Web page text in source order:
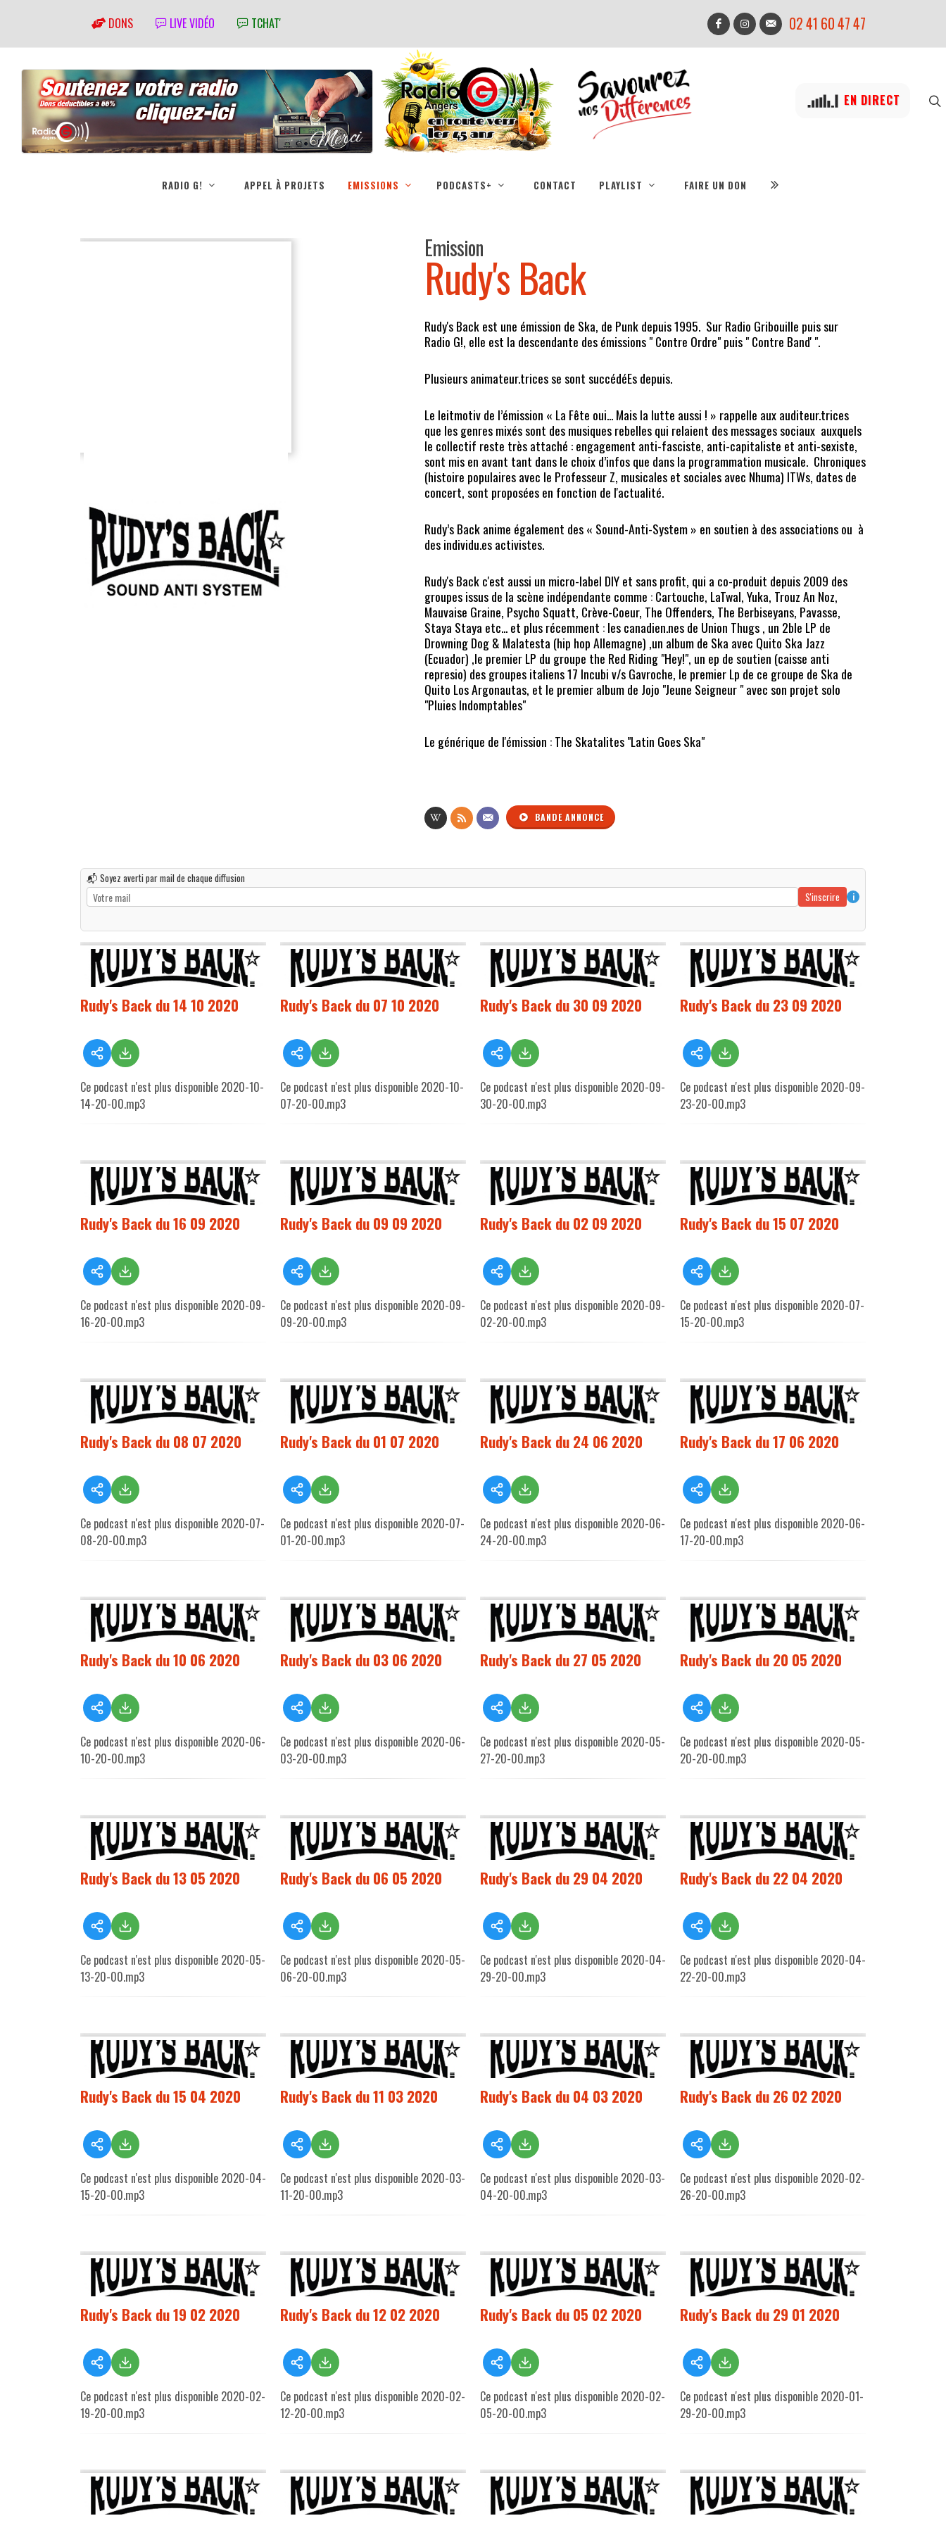
DONS LIVE VIDÉO TCHAT' 02 41 60 47 47
EN DIRECT
RADIO G! APPEL À PROJETS EMISSIONS PODCASTS+ CONTACT PLAYLIST FAIRE UN DON
Emission
Rudy's Back
Rudy's Back est une émission de Ska, de Punk depuis 1995. Sur Radio Gribouille puis sur
Radio G!, elle est la descendante des émissions " Contre Ordre" puis " Contre Band' ".
Plusieurs animateur.trices se sont succédéEs depuis.
Le leitmotiv de l’émission « La Fête oui... Mais la lutte aussi ! » rappelle aux auditeur.trices
que les genres mixés sont des musiques rebelles qui relaient des messages sociaux auxquels
le collectif reste très attaché : engagement anti-fasciste, anti-capitaliste et anti-sexiste,
sont mis en avant tant dans le choix d’infos que dans la programmation musicale. Chroniques
(histoire populaires avec le Professeur Z, musicales et sociales avec Nhuma) ITWs, dates de
concert, sont proposées en fonction de l'actualité.
Rudy’s Back anime également des « Sound-Anti-System » en soutien à des associations ou à
des individu.es activistes.
Rudy's Back c'est aussi un micro-label DIY et sans profit, qui a co-produit depuis 2009 des
groupes issus de la scène indépendante comme : Cartouche, LaTwal, Yuka, Trouz An Noz,
Mauvaise Graine, Psycho Squatt, Crève-Coeur, The Offenders, The Berbiseyans, Pavasse,
Staya Staya etc... et plus récemment : les canadien.nes de Union Thugs , un 2ble LP de
Drowning Dog & Malatesta (hip hop Allemagne) ,un album de Ska avec Quito Ska Jazz
(Ecuador) ,le premier LP du groupe the Red Riding "Hey!", un ep de soutien (caisse anti
represio) des groupes italiens 17 Incubi v/s Gavroche, le premier Lp de ce groupe de Ska de
Quito Los Argonautas, et le premier album de Jojo "Jeune Seigneur " avec son projet solo
"Pluies Indomptables"
Le générique de l'émission : The Skatalites "Latin Goes Ska"
BANDE ANNONCE
📬 Soyez averti par mail de chaque diffusion
S'inscrire
i
Rudy's Back du 14 10 2020
Ce podcast n'est plus disponible 2020-10-
14-20-00.mp3
Rudy's Back du 07 10 2020
Ce podcast n'est plus disponible 2020-10-
07-20-00.mp3
Rudy's Back du 30 09 2020
Ce podcast n'est plus disponible 2020-09-
30-20-00.mp3
Rudy's Back du 23 09 2020
Ce podcast n'est plus disponible 2020-09-
23-20-00.mp3
Rudy's Back du 16 09 2020
Ce podcast n'est plus disponible 2020-09-
16-20-00.mp3
Rudy's Back du 09 09 2020
Ce podcast n'est plus disponible 2020-09-
09-20-00.mp3
Rudy's Back du 02 09 2020
Ce podcast n'est plus disponible 2020-09-
02-20-00.mp3
Rudy's Back du 15 07 2020
Ce podcast n'est plus disponible 2020-07-
15-20-00.mp3
Rudy's Back du 08 07 2020
Ce podcast n'est plus disponible 2020-07-
08-20-00.mp3
Rudy's Back du 01 07 2020
Ce podcast n'est plus disponible 2020-07-
01-20-00.mp3
Rudy's Back du 24 06 2020
Ce podcast n'est plus disponible 2020-06-
24-20-00.mp3
Rudy's Back du 17 06 2020
Ce podcast n'est plus disponible 2020-06-
17-20-00.mp3
Rudy's Back du 10 06 2020
Ce podcast n'est plus disponible 2020-06-
10-20-00.mp3
Rudy's Back du 03 06 2020
Ce podcast n'est plus disponible 2020-06-
03-20-00.mp3
Rudy's Back du 27 05 2020
Ce podcast n'est plus disponible 2020-05-
27-20-00.mp3
Rudy's Back du 20 05 2020
Ce podcast n'est plus disponible 2020-05-
20-20-00.mp3
Rudy's Back du 13 05 2020
Ce podcast n'est plus disponible 2020-05-
13-20-00.mp3
Rudy's Back du 06 05 2020
Ce podcast n'est plus disponible 2020-05-
06-20-00.mp3
Rudy's Back du 29 04 2020
Ce podcast n'est plus disponible 2020-04-
29-20-00.mp3
Rudy's Back du 22 04 2020
Ce podcast n'est plus disponible 2020-04-
22-20-00.mp3
Rudy's Back du 15 04 2020
Ce podcast n'est plus disponible 2020-04-
15-20-00.mp3
Rudy's Back du 11 03 2020
Ce podcast n'est plus disponible 2020-03-
11-20-00.mp3
Rudy's Back du 04 03 2020
Ce podcast n'est plus disponible 2020-03-
04-20-00.mp3
Rudy's Back du 26 02 2020
Ce podcast n'est plus disponible 2020-02-
26-20-00.mp3
Rudy's Back du 19 02 2020
Ce podcast n'est plus disponible 2020-02-
19-20-00.mp3
Rudy's Back du 12 02 2020
Ce podcast n'est plus disponible 2020-02-
12-20-00.mp3
Rudy's Back du 05 02 2020
Ce podcast n'est plus disponible 2020-02-
05-20-00.mp3
Rudy's Back du 29 01 2020
Ce podcast n'est plus disponible 2020-01-
29-20-00.mp3